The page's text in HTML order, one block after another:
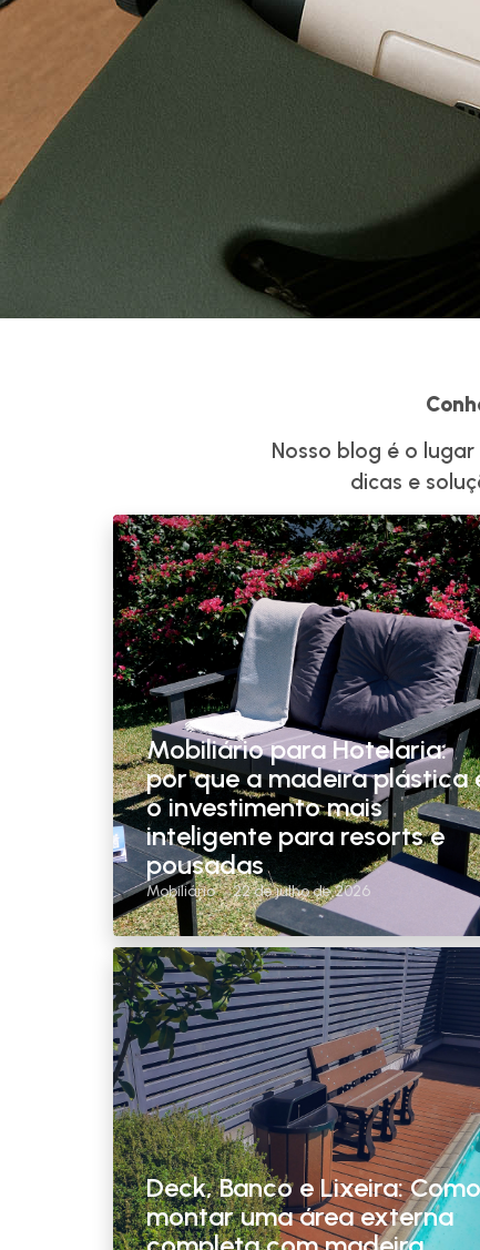
Empresa
Nosso blog é o
dicas e
Mobiliário para Hotelaria:
por que a madeira plástica
o investimento mais
inteligente para resorts e
pousadas
Mobiliário 22 de julho de 2026
Deck, Banco e Lixeira: Como
montar uma área externa